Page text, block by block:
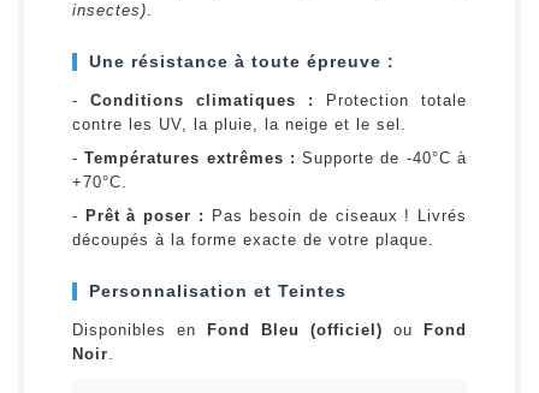
insectes).
Une résistance à toute épreuve :
- Conditions climatiques :
Protection totale
contre les UV, la pluie, la neige et le sel.
-Températures extrêmes : Supporte de -40°C à
+70°C.
- Prêt à poser :
Pas besoin de ciseaux ! Livrés
découpés à la forme exacte de votre plaque.
Personnalisation et Teintes
Disponibles en Fond Bleu (officiel) ou
Fond
Noir.